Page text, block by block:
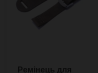
Ремінець для